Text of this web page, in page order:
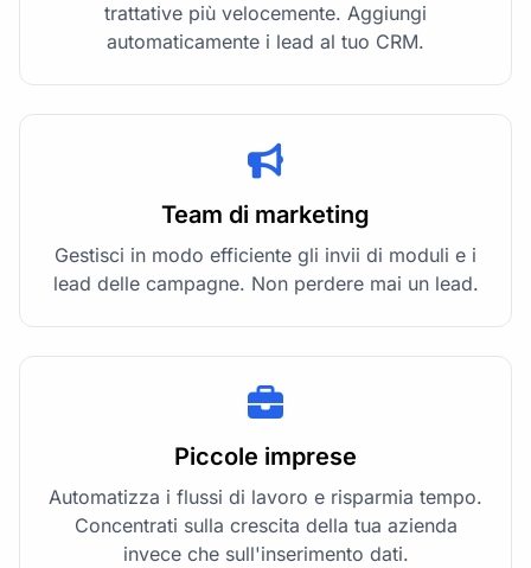
trattative più velocemente. Aggiungi
automaticamente i lead al tuo CRM.
Team di marketing
Gestisci in modo efficiente gli invii di moduli e i
lead delle campagne. Non perdere mai un lead.
Piccole imprese
Automatizza i flussi di lavoro e risparmia tempo.
Concentrati sulla crescita della tua azienda
invece che sull'inserimento dati.